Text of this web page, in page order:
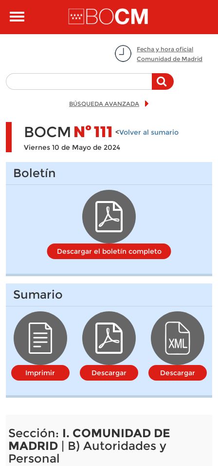
Toggle
Fecha y hora oficial
Comunidad de Madrid
BÚSQUEDA AVANZADA
BOCM Nº111 <Volver al sumario
Viernes 10 de Mayo de 2024
Boletín
Descargar el boletín completo
Sumario
Imprimir Descargar Descargar
Sección: I. COMUNIDAD DE
MADRID| B) Autoridades y
Personal